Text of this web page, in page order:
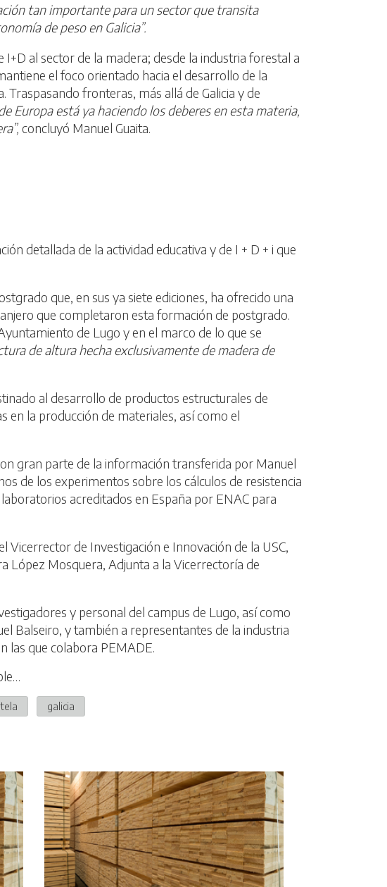
tan importante para un sector que transita
de peso en Galicia”.
al sector de la madera; desde la industria forestal a
el foco orientado hacia el desarrollo de la
fronteras, más allá de Galicia y de
Europa está ya haciendo los deberes en esta materia,
concluyó Manuel Guaita.
detallada de la actividad educativa y de I + D + i que
que, en sus ya siete ediciones, ha ofrecido una
que completaron esta formación de postgrado.
de Lugo y en el marco de lo que se
de altura hecha exclusivamente de madera de
al desarrollo de productos estructurales de
en la producción de materiales, así como el
gran parte de la información transferida por Manuel
de los experimentos sobre los cálculos de resistencia
acreditados en España por ENAC para
de Investigación e Innovación de la USC,
López Mosquera, Adjunta a la Vicerrectoría de
y personal del campus de Lugo, así como
Balseiro, y también a representantes de la industria
las que colabora PEMADE.
galicia